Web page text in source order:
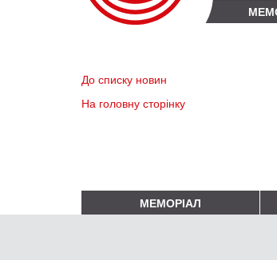
До списку новин
На головну сторінку
МЕМОРІАЛ